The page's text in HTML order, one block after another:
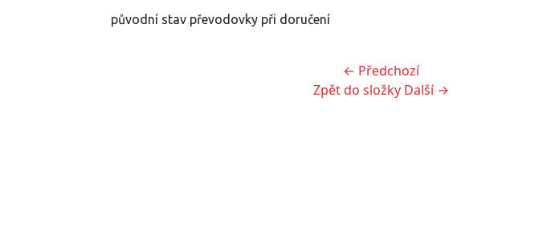
původní stav převodovky při doručení
← Předchozí
Zpět do složky Další →